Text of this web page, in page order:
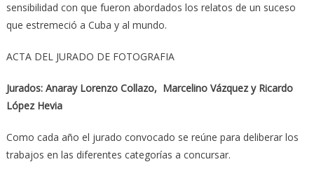
sensibilidad con que fueron abordados los relatos de un suceso
que estremeció a Cuba y al mundo.
ACTA DEL JURADO DE FOTOGRAFIA
Jurados: Anaray Lorenzo Collazo, Marcelino Vázquez y Ricardo
López Hevia
Como cada año el jurado convocado se reúne para deliberar los
trabajos en las diferentes categorías a concursar.